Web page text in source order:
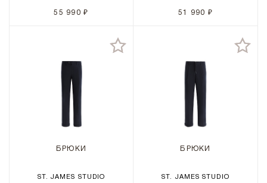
55 990 ₽ 51 990 ₽
БРЮКИ
ST. JAMES STUDIO
БРЮКИ
ST. JAMES STUDIO